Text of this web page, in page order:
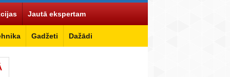
Gadžeti Dažādi
Jautā ekspertam